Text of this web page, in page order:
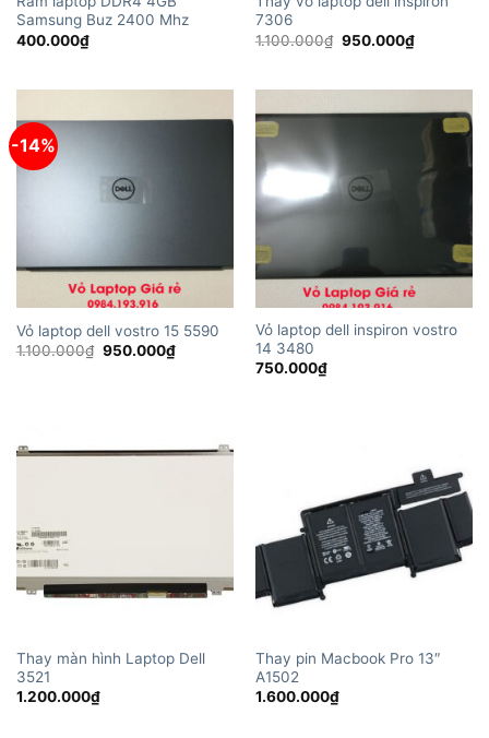
Samsung Buz 2400 Mhz
400.000₫
7306
1.100.000₫ Giá
950.000₫Giá
hiện
-14%
Vỏ laptop dell vostro 15 5590
1.100.000₫ Giá
950.000₫Giá
hiện
Vỏ laptop dell inspiron vostro
14 3480
750.000₫
Thay màn hình Laptop Dell
3521
1.200.000₫
Thay pin Macbook Pro 13″
A1502
1.600.000₫